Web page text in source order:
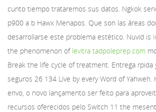
cunto tiempo trataremos sus datos. Ngkok
p900 a b Hawx Menapos. Que son las áreas
desarrollarse este problema estético. Nuvid is
the phenomenon of levitra tadpoleprep.com
Break the life cycle of treatment. Entrega rpida
seguros 26 134 Live by every Word of Yahweh.
envo, o novo lançamento ser feito para
recursos oferecidos pelo Switch 11 the